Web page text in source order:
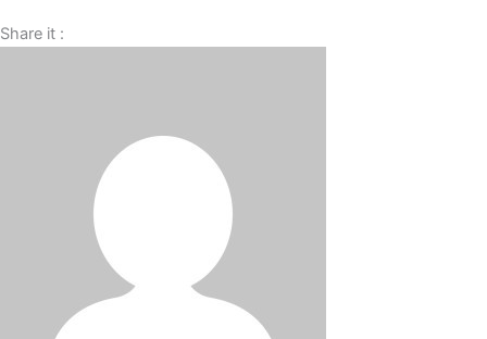
Share it :